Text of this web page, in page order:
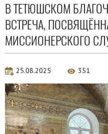
В ТЕТЮШСКОМ
ВСТРЕЧА,
МИССИОНЕРСКОГО
25.08.2025 351